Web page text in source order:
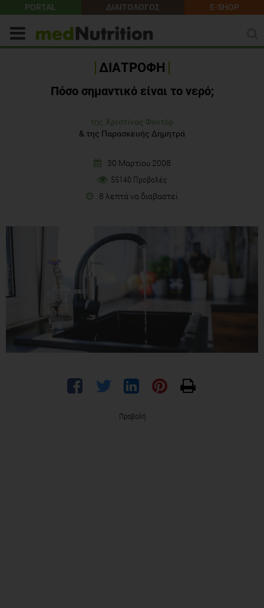
PORTAL ΔΙΑΙΤΟΛΟΓΟΣ E-SHOP
ΔΙΑΤΡΟΦΗ
Πόσο σημαντικό είναι το νερό;
της Χριστίνας Φοντόρ
& της Παρασκευής Δημητρά
30 Μαρτίου 2008
55140 Προβολές
8 λεπτά να διαβαστεί
Προβολή